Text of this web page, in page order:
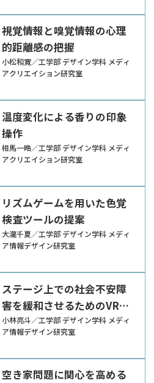
視覚情報と嗅覚情報の心理
的距離感の把握
小松和寛／工学部 デザイン学科 メディ
アクリエイション研究室
温度変化による香りの印象
操作
相馬一晧／工学部 デザイン学科 メディ
アクリエイション研究室
リズムゲームを用いた色覚
検査ツールの提案
大瀧千夏／工学部 デザイン学科 メディ
ア情報デザイン研究室
ステージ上での社会不安障
害を緩和させるためのVRツ
ールの提案
小林亮斗／工学部 デザイン学科 メディ
ア情報デザイン研究室
空き家問題に関心を高める